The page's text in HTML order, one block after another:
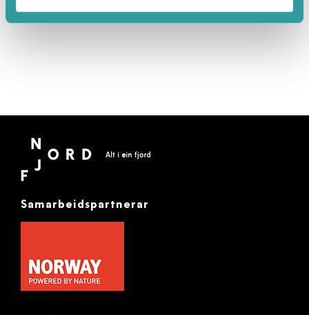
Leaflet|©OpenStreetMapcontributors
Samarbeidspartnerar